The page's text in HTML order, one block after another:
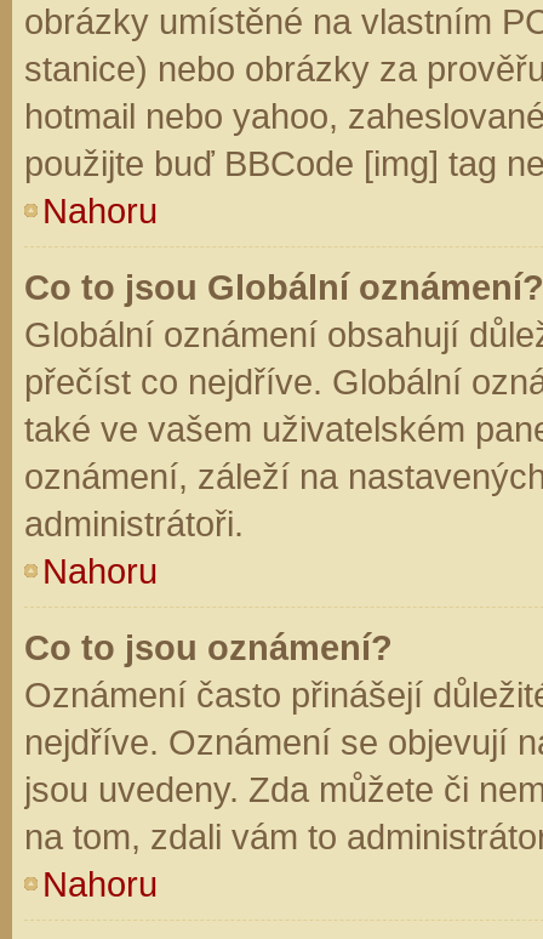
obrázky umístěné na vlastním
stanice) nebo obrázky za
hotmail nebo yahoo,
použijte buď BBCode [img] tag
Nahoru
Co to jsou Globální oznámení?
Globální oznámení obsahují
přečíst co nejdříve. Globální
také ve vašem uživatelském
oznámení, záleží na
administrátoři.
Nahoru
Co to jsou oznámení?
Oznámení často přinášejí
nejdříve. Oznámení se objevují
jsou uvedeny. Zda můžete či
na tom, zdali vám to
Nahoru